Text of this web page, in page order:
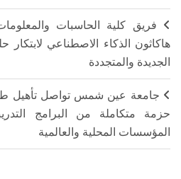
فريق كلية الحاسبات
هاكاثون الذكاء الاصطناعي
الجديدة والمتجددة
جامعة عين شمس تواصل تأهيل
حزمة متكاملة من البرامج
المؤسسات المحلية والعالمية